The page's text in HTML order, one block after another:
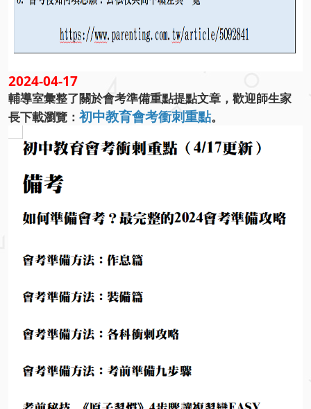
2024-04-17
輔導室彙整了關於會考準備重點提點文章，歡迎師生家
長下載瀏覽： 初中教育會考衝刺重點。